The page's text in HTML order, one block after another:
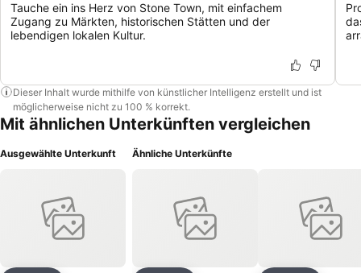
Tauche ein ins Herz von Stone Town, mit einfachem
Zugang zu Märkten, historischen Stätten und der
lebendigen lokalen Kultur.
Dieser Inhalt wurde mithilfe von künstlicher Intelligenz erstellt und ist
möglicherweise nicht zu 100 % korrekt.
Mit ähnlichen Unterkünften vergleichen
Ausgewählte Unterkunft Ähnliche Unterkünfte